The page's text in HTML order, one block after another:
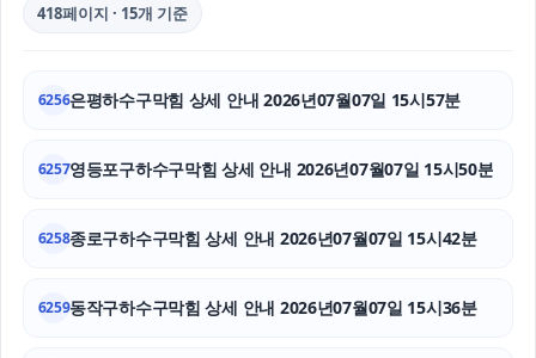
노원하수구막힘
상간남소송
418페이지 · 15개 기준
6256은평하수구막힘 상세 안내 2026년07월07일 15시57분
6257영등포구하수구막힘 상세 안내 2026년07월07일 15시50분
6258종로구하수구막힘 상세 안내 2026년07월07일 15시42분
6259동작구하수구막힘 상세 안내 2026년07월07일 15시36분